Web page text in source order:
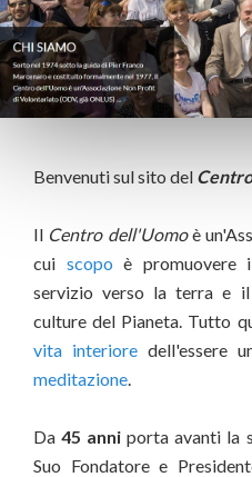
Benvenuti sul sito del
Il Centro dell'Uomoè
cui scopo è promuovere
servizio verso la terra e
culture del Pianeta. Tutto
vita interioredell'essere
meditazione
Da45 anni porta avanti la
Suo Fondatore e